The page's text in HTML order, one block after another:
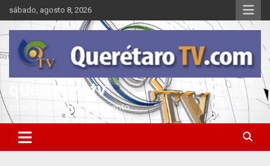
Saltar
al
contenido
sábado, agosto 8, 2026
queretarotv
Información y entretenimiento